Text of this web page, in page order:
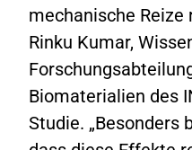
mechanische Reize
Rinku Kumar,
Biomaterialien des
Studie. „Besonders